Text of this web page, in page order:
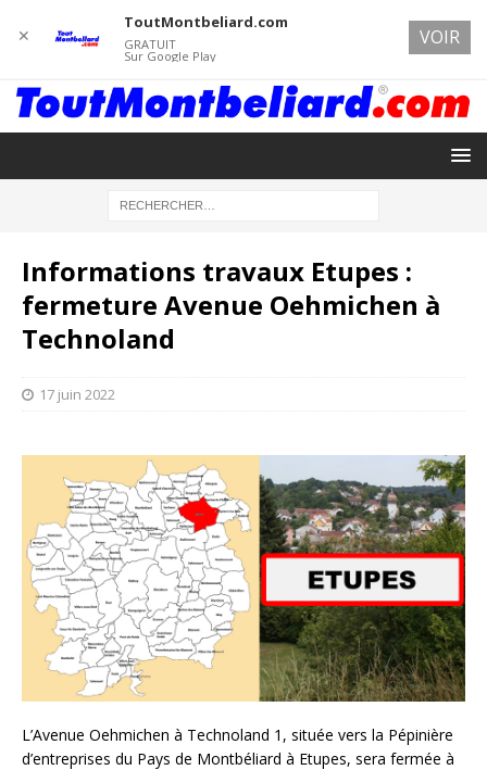
Informations travaux Etupes :
fermeture Avenue Oehmichen à
Technoland
17 juin 2022
L’Avenue Oehmichen à Technoland 1, située vers la Pépinière
d’entreprises du Pays de Montbéliard à Etupes, sera fermée à
✕
ToutMontbeliard.com
GRATUIT
Sur Google Play
VOIR